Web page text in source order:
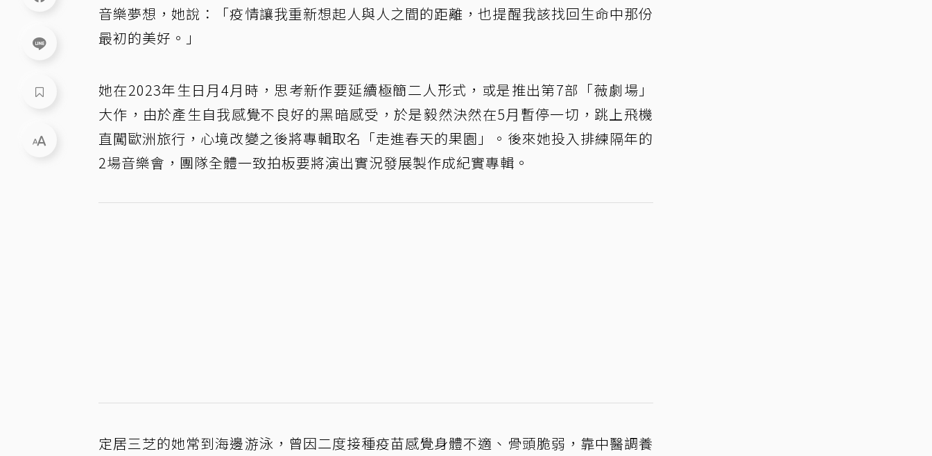
音樂夢想，她說：「疫情讓我重新想起人與人之間的距離，也提醒我該找回生命中那份
最初的美好。」
她在2023年生日月4月時，思考新作要延續極簡二人形式，或是推出第7部「薇劇場」
大作，由於產生自我感覺不良好的黑暗感受，於是毅然決然在5月暫停一切，跳上飛機
直闖歐洲旅行，心境改變之後將專輯取名「走進春天的果園」。後來她投入排練隔年的
2場音樂會，團隊全體一致拍板要將演出實況發展製作成紀實專輯。
定居三芝的她常到海邊游泳，曾因二度接種疫苗感覺身體不適、骨頭脆弱，靠中醫調養